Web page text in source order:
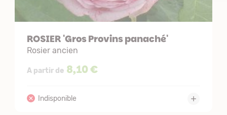
ROSIER 'Gros Provins panaché'
Rosier ancien
A partir de 8,10 €